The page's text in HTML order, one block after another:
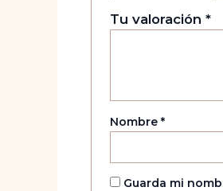
Tu valoración*
Nombre*
Guarda mi